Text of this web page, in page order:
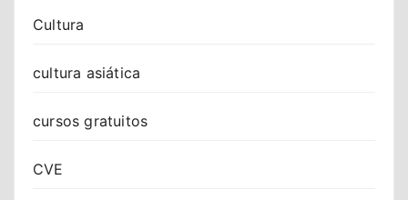
Cultura
cultura asiática
cursos gratuitos
CVE